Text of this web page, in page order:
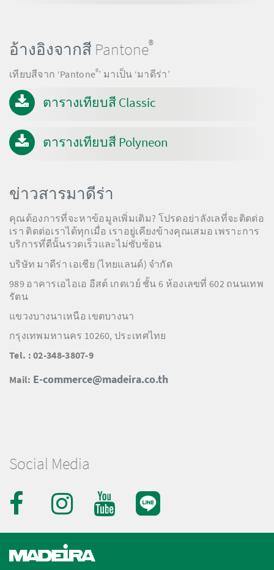
Social Media
อ้างอิงจากสี Pantone®
เทียบสีจาก ‘Pantone®’ มาเป็น ‘มาดีร่า’
ตารางเทียบสี Classic
ตารางเทียบสี Polyneon
ข่าวสารมาดีร่า
คุณต้องการที่จะหาข้อมูลเพิ่มเติม? โปรดอย่าลังเลที่จะติดต่อ
เรา ติดต่อเราได้ทุกเมื่อ เราอยู่เคียงข้างคุณเสมอ เพราะการ
บริการที่ดีนั้นรวดเร็วและไม่ซับซ้อน
บริษัท มาดีร่า เอเชีย (ไทยแลนด์) จำกัด
989 อาคารเอไอเอ อีสต์ เกตเวย์ ชั้น 6 ห้องเลขที่ 602 ถนนเทพ
รัตน
แขวงบางนาเหนือ เขตบางนา
กรุงเทพมหานคร 10260, ประเทศไทย
Tel. : 02-348-3807-9
Mail: E-commerce@madeira.co.th